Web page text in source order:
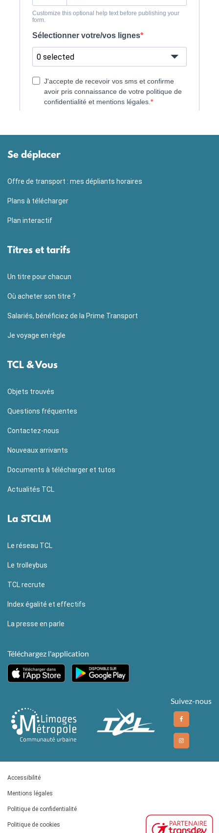
Se déplacer
Offre de transport : mes dépliants horaires
Plans à télécharger
Plan interactif
Titres et tarifs
Un titre pour chacun
Où acheter son titre ?
Salariés, bénéficiez de la Prime Transport
Je voyage en règle
TCL & Vous
Objets trouvés
Questions fréquentes
Contactez-nous
Nouveaux arrivants
Documents à télécharger et tutos
Actualités TCL
La STCLM
Le réseau TCL
Le trolleybus
TCL recrute
Index égalité et effectifs
La presse en parle
Téléchargez l'application
Suivez-nous
Accessibilité
Mentions légales
Politique de confidentialité
Politique de cookies